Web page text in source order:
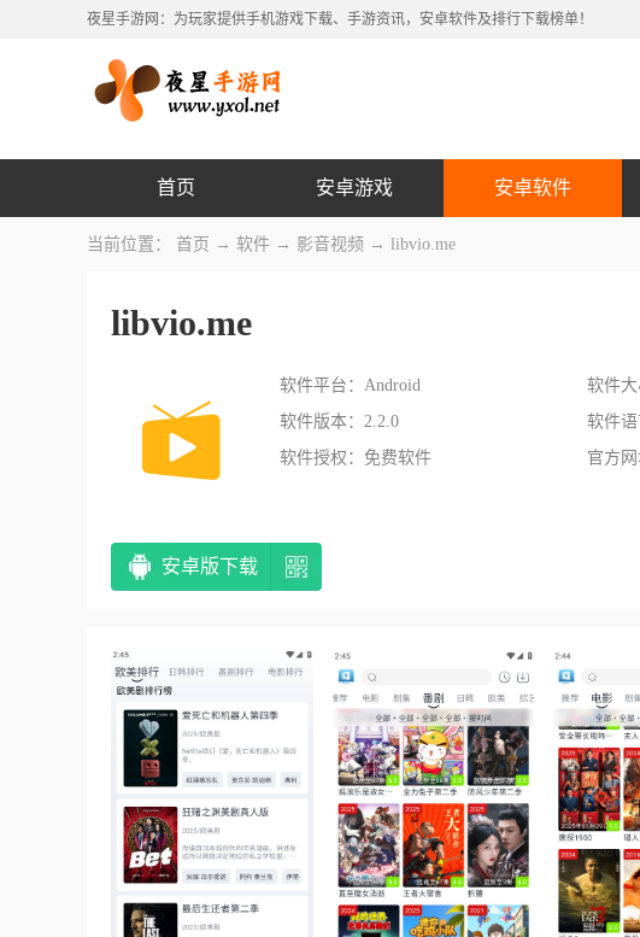
夜星手游网：为玩家提供手机游戏下载、手游资讯，安卓软件及排行下载榜单！
首页 安卓游戏 安卓软件
当前位置： 首页 → 软件 → 影音视频 → libvio.me
libvio.me
软件平台：Android 软件
软件版本：2.2.0
软件
软件授权：免费软件
官方
安卓版下载